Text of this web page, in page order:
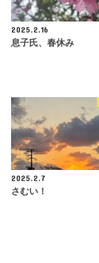
2025.2.16
息子氏、春休み
2025.2.7
さむい！